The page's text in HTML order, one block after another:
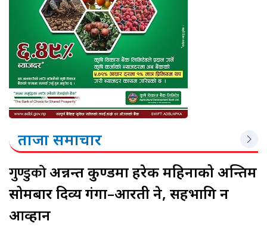
ताजा समाचार
गुण्डुकोअन्नन्त कुण्डमा हरेक महिनाको अन्तिम
सोमबार दिव्य गंगा–आरती हुने, सहभागि हुन
आव्हान